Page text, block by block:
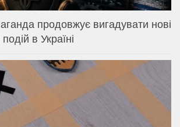
продовжує вигадувати нові
в Україні